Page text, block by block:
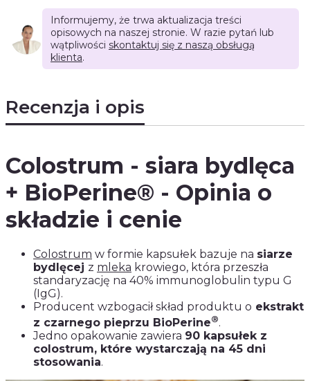
Informujemy, że trwa aktualizacja treści
opisowych na naszej stronie. W razie pytań lub
wątpliwości skontaktuj się z naszą obsługą
klienta.
Recenzja i opis
Colostrum - siara bydlęca
+ BioPerine® - Opinia o
składzie i cenie
Colostrum w formie kapsułek bazuje na siarze
bydlęcej z mleka krowiego, która przeszła
standaryzację na 40% immunoglobulin typu G
(IgG).
Producent wzbogacił skład produktu o ekstrakt
z czarnego pieprzu BioPerine®.
Jedno opakowanie zawiera 90 kapsułek z
colostrum, które wystarczają na 45 dni
stosowania.